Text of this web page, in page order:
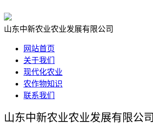
山东中新农业农业发展有限公司
网站首页
关于我们
现代化农业
农作物知识
联系我们
山东中新农业农业发展有限公司